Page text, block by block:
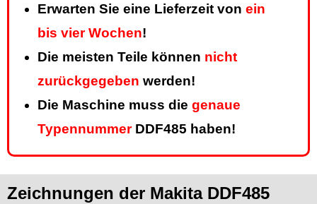
Erwarten Sie eine Lieferzeit von ein
bis vier Wochen!
Die meisten Teile können nicht
zurückgegeben werden!
Die Maschine muss die genaue
TypennummerDDF485 haben!
Zeichnungen der Makita DDF485